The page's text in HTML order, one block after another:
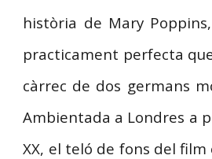
història de Mary
practicament perfecta
càrrec de dos germans
Ambientada a Londres a
XX, el teló de fons del